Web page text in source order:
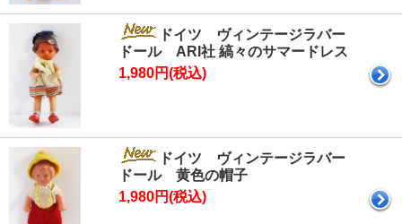
ドイツ ヴィンテージラバー
ドール ARI社 縞々のサマードレス
1,980円(税込)
ドイツ ヴィンテージラバー
ドール 黄色の帽子
1,980円(税込)